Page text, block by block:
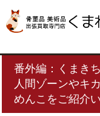
番外編：くまき
人間ゾーンやキ
めんこをご紹介